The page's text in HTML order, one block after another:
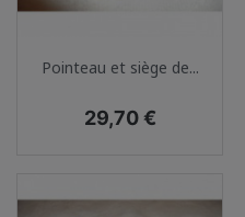
Pointeau et siège de...
Prix
29,70 €